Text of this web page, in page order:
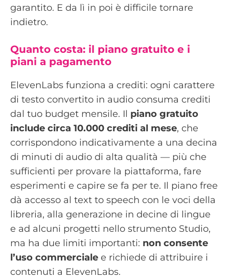
garantito. E da lì in poi è difficile tornare
indietro.
Quanto costa: il piano gratuito e i
piani a pagamento
ElevenLabs funziona a crediti: ogni carattere
di testo convertito in audio consuma crediti
dal tuo budget mensile. Il piano gratuito
include circa 10.000 crediti al mese, che
corrispondono indicativamente a una decina
di minuti di audio di alta qualità — più che
sufficienti per provare la piattaforma, fare
esperimenti e capire se fa per te. Il piano free
dà accesso al text to speech con le voci della
libreria, alla generazione in decine di lingue
e ad alcuni progetti nello strumento Studio,
ma ha due limiti importanti: non consente
l’uso commerciale e richiede di attribuire i
contenuti a ElevenLabs.